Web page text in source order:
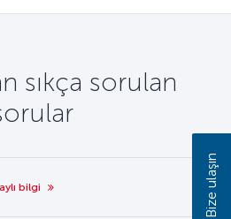
sıkça sorulan
bilgi Bize ulaşın